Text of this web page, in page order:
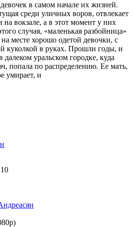
в самом начале их жизней.
среди уличных воров, отвлекает
вокзале, а в этот момент у них
случая, «маленькая разбойница»
на месте хорошо одетой девочки, с
куколкой в руках. Прошли годы, и
далеком уральском городке, куда
попала по распределению. Ее мать,
умирает, и
10